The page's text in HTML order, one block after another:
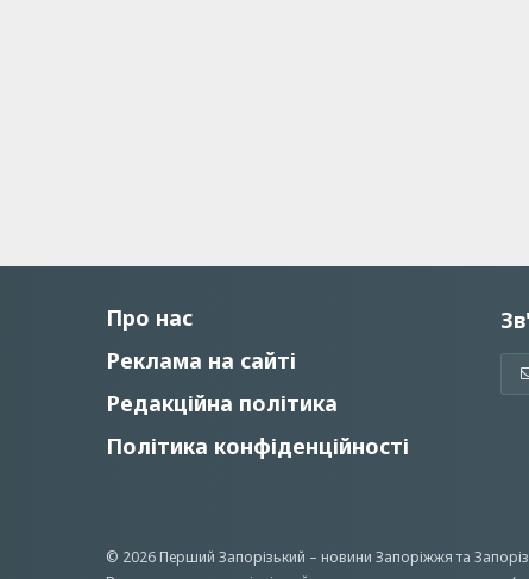
Про нас
Реклама на сайті
Редакційна політика
Політика конфіденційності
© 2026 Перший Запорізький – новини Запоріжжята